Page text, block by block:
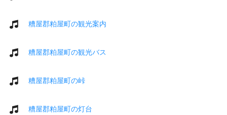
糟屋郡粕屋町の観光案内
糟屋郡粕屋町の観光バス
糟屋郡粕屋町の峠
糟屋郡粕屋町の灯台